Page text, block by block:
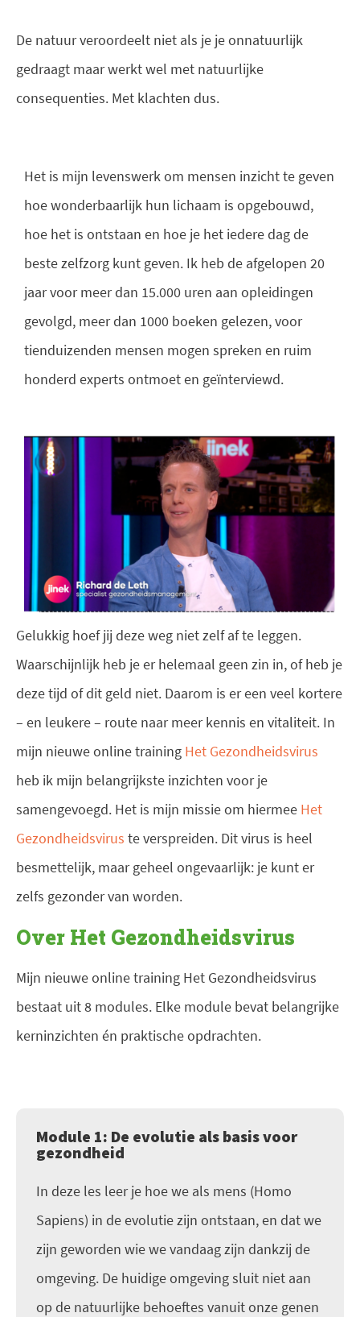
De natuur veroordeelt niet als je je onnatuurlijk
gedraagt maar werkt wel met natuurlijke
consequenties. Met klachten dus.
Het is mijn levenswerk om mensen inzicht te geven
hoe wonderbaarlijk hun lichaam is opgebouwd,
hoe het is ontstaan en hoe je het iedere dag de
beste zelfzorg kunt geven. Ik heb de afgelopen 20
jaar voor meer dan 15.000 uren aan opleidingen
gevolgd, meer dan 1000 boeken gelezen, voor
tienduizenden mensen mogen spreken en ruim
honderd experts ontmoet en geïnterviewd.
Gelukkig hoef jij deze weg niet zelf af te leggen.
Waarschijnlijk heb je er helemaal geen zin in, of heb je
deze tijd of dit geld niet. Daarom is er een veel kortere
– en leukere – route naar meer kennis en vitaliteit. In
mijn nieuwe online training Het Gezondheidsvirus
heb ik mijn belangrijkste inzichten voor je
samengevoegd. Het is mijn missie om hiermee Het
Gezondheidsvirus te verspreiden. Dit virus is heel
besmettelijk, maar geheel ongevaarlijk: je kunt er
zelfs gezonder van worden.
Over Het Gezondheidsvirus
Mijn nieuwe online training Het Gezondheidsvirus
bestaat uit 8 modules. Elke module bevat belangrijke
kerninzichten én praktische opdrachten.
Module 1: De evolutie als basis voor
gezondheid
In deze les leer je hoe we als mens (Homo
Sapiens) in de evolutie zijn ontstaan, en dat we
zijn geworden wie we vandaag zijn dankzij de
omgeving. De huidige omgeving sluit niet aan
op de natuurlijke behoeftes vanuit onze genen